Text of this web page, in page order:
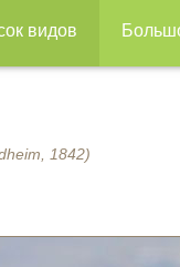
видов
1842)